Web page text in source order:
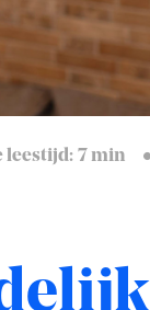
leestijd: 7 min